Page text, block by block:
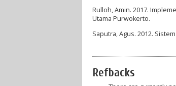
Rulloh, Amin. 2017.
Utama Purwokerto.
Saputra, Agus. 2012.
Refbacks